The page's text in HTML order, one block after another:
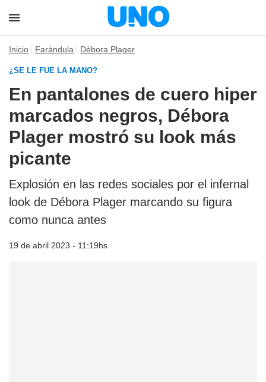
Inicio Farándula Débora Plager
¿SE LE FUE LA MANO?
En pantalones de cuero hiper
marcados negros, Débora
Plager mostró su look más
picante
Explosión en las redes sociales por el infernal
look de Débora Plager marcando su figura
como nunca antes
19 de abril 2023 - 11:19hs